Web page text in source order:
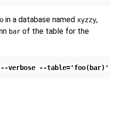
in a database named xyzzy,
bar of the table for the
--verbose --table='foo(bar)'